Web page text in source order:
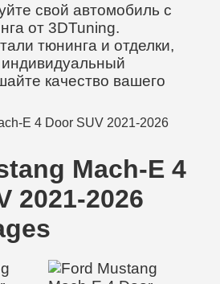
свой автомобиль с
от 3DTuning.
тюнинга и отделки,
качество вашего
Mach-E 4
2021-2026